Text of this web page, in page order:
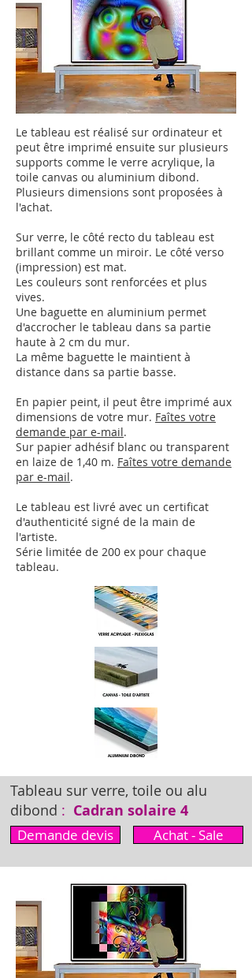
Le tableau est réalisé sur ordinateur et
peut être imprimé ensuite sur plusieurs
supports comme le verre acrylique, la
toile canvas ou aluminium dibond.
Plusieurs dimensions sont proposées à
l'achat.
Sur verre, le côté recto du tableau est
brillant comme un miroir. Le côté verso
(impression) est mat.
Les couleurs sont renforcées et plus
vives.
Une baguette en aluminium permet
d'accrocher le tableau dans sa partie
haute à 2 cm du mur.
La même baguette le maintient à
distance dans sa partie basse.
En papier peint, il peut être imprimé aux
dimensions de votre mur. Faîtes votre
demande par e-mail.
Sur papier adhésif blanc ou transparent
en laize de 1,40 m. Faîtes votre demande
par e-mail.
Le tableau est livré avec un certificat
d'authenticité signé de la main de
l'artiste.
Série limitée de 200 ex pour chaque
tableau.
Tableau sur verre, toile ou alu
dibond : Cadran solaire 4
Demande devis Achat - Sale